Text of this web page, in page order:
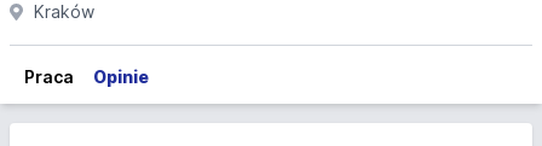
Kraków
Praca Opinie